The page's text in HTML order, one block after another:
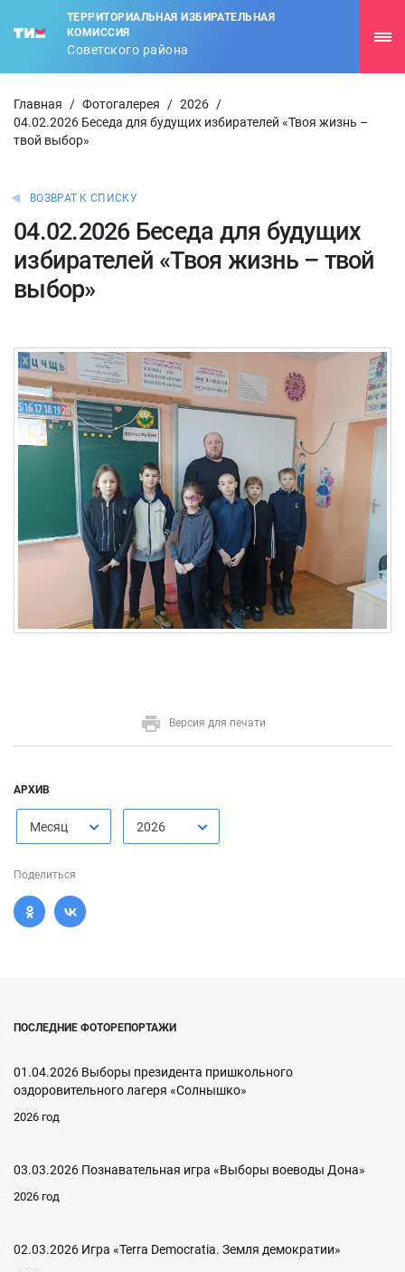
ТЕРРИТОРИАЛЬНАЯ ИЗБИРАТЕЛЬНАЯ
КОМИССИЯ
Советского района
Главная / Фотогалерея / 2026 /
04.02.2026 Беседа для будущих избирателей «Твоя жизнь –
твой выбор»
ВОЗВРАТ К СПИСКУ
04.02.2026 Беседа для будущих
избирателей «Твоя жизнь – твой
выбор»
Версия для печати
АРХИВ
Месяц 2026
Поделиться
ПОСЛЕДНИЕ ФОТОРЕПОРТАЖИ
01.04.2026 Выборы президента пришкольного
оздоровительного лагеря «Солнышко»
2026 год
03.03.2026 Познавательная игра «Выборы воеводы Дона»
2026 год
02.03.2026 Игра «Terra Democratia. Земля демократии»